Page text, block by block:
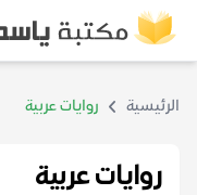
الرئيسية روايات عربية
روايات عربية